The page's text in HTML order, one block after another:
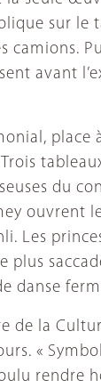
sur le
camions.
avant
place
du
ouvrent
Les
plus
danse
de la
«
rendre